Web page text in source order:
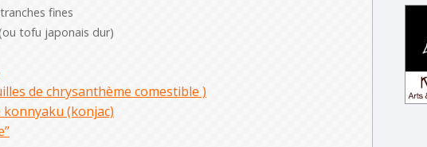
fines
tofu japonais dur)
de chrysanthème comestible )
konnyaku (konjac)